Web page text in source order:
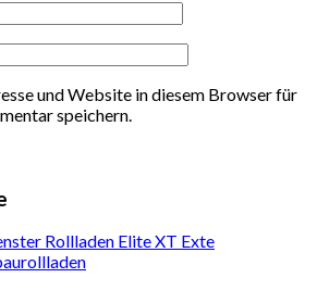
und Website in diesem Browser für
speichern.